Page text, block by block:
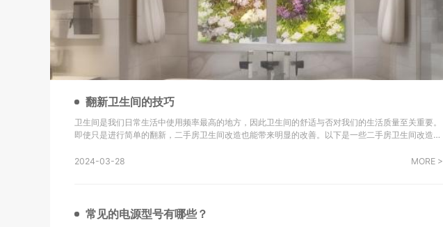
翻新卫生间的技巧
卫生间是我们日常生活中使用频率最高的地方，因此卫生间的舒适与否对我们的生活质量至关重要。
即使只是进行简单的翻新，二手房卫生间改造也能带来明显的改善。以下是一些二手房卫生间改造翻
铺设瓷砖是很重要的。确保地砖的铺设
2024-03-28 MORE >
常见的电源型号有哪些？